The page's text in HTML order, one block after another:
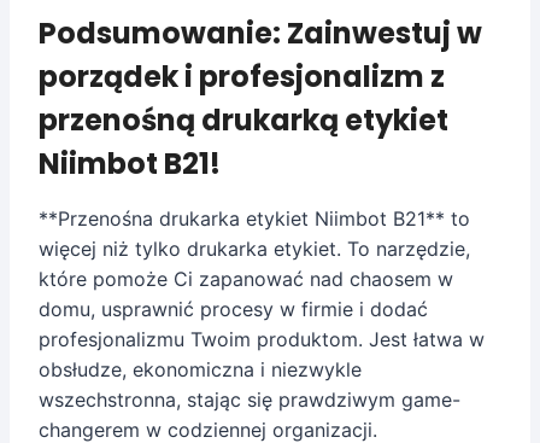
Podsumowanie: Zainwestuj w
porządek i profesjonalizm z
przenośną drukarką etykiet
Niimbot B21!
**Przenośna drukarka etykiet Niimbot B21** to
więcej niż tylko drukarka etykiet. To narzędzie,
które pomoże Ci zapanować nad chaosem w
domu, usprawnić procesy w firmie i dodać
profesjonalizmu Twoim produktom. Jest łatwa w
obsłudze, ekonomiczna i niezwykle
wszechstronna, stając się prawdziwym game-
changerem w codziennej organizacji.